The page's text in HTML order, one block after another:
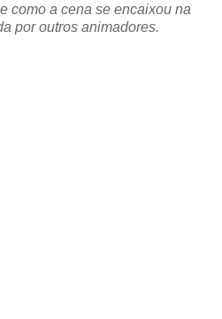
como a cena se encaixou na
por outros animadores.